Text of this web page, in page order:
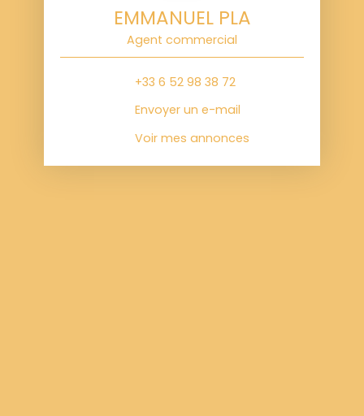
EMMANUEL PLA
Agent commercial
+33 6 52 98 38 72
Envoyer un e-mail
Voir mes annonces